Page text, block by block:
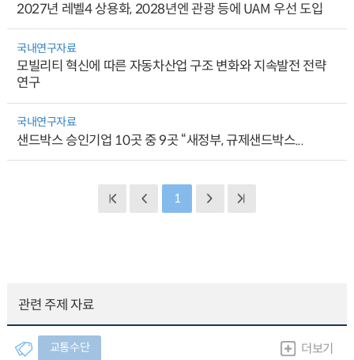
2027년 레벨4 상용화, 2028년엔 관광 등에 UAM 우선 도입
국내연구자료
모빌리티 혁신에 따른 자동차산업 구조 변화와 지속발전 전략
연구
국내연구자료
샌드박스 승인기업 10곳 중 9곳 “새정부, 규제샌드박스...
1
관련 주제 자료
교통수단 더보기